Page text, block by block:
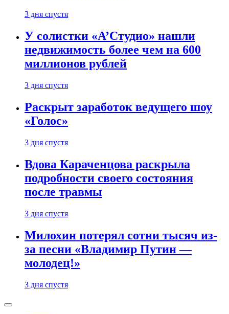
3 дня спустя
У солистки «А’Студио» нашли
недвижимость более чем на 600
миллионов рублей
3 дня спустя
Раскрыт заработок ведущего шоу
«Голос»
3 дня спустя
Вдова Караченцова раскрыла
подробности своего состояния
после травмы
3 дня спустя
Милохин потерял сотни тысяч из-
за песни «Владимир Путин —
молодец!»
3 дня спустя